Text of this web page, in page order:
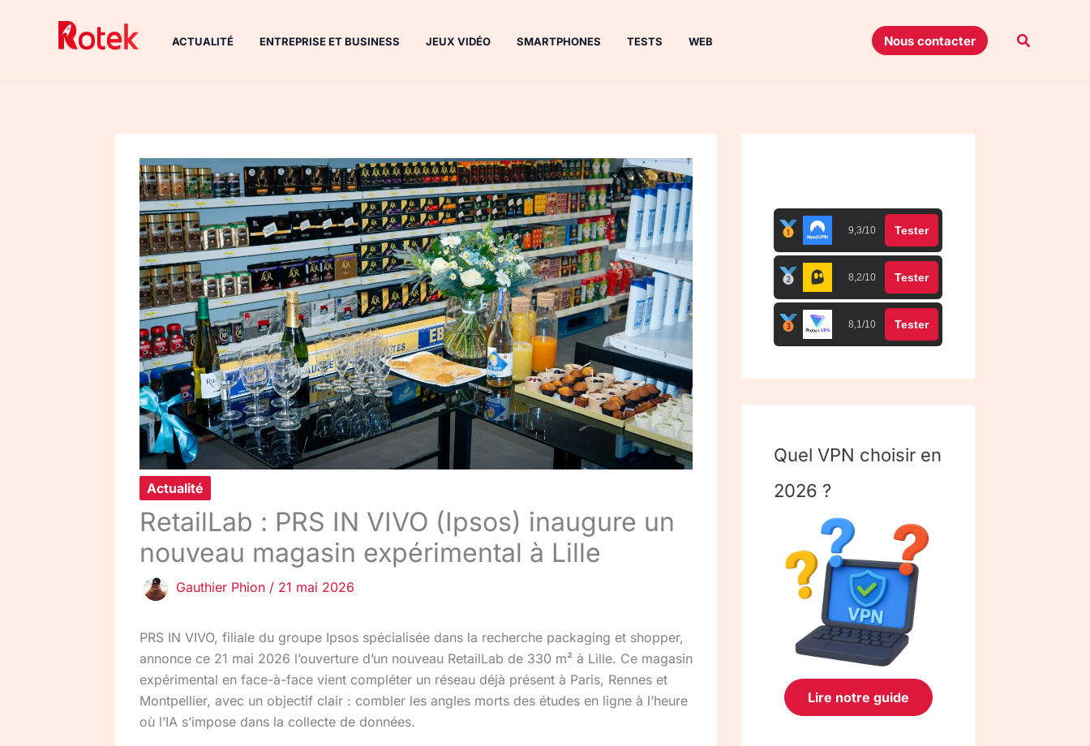
ACTUALITÉ ENTREPRISE ET BUSINESS JEUX VIDÉO SMARTPHONES TESTS WEB Nous contacter
Actualité
RetailLab : PRS IN VIVO (Ipsos) inaugure un
nouveau magasin expérimental à Lille
Gauthier Phion / 21 mai 2026
PRS IN VIVO, filiale du groupe Ipsos spécialisée dans la recherche packaging et shopper,
annonce ce 21 mai 2026 l’ouverture d’un nouveau RetailLab de 330 m² à Lille. Ce magasin
expérimental en face-à-face vient compléter un réseau déjà présent à Paris, Rennes et
Montpellier, avec un objectif clair : combler les angles morts des études en ligne à l’heure
où l’IA s’impose dans la collecte de données.
9,3/10 Tester
8,2/10 Tester
8,1/10 Tester
Quel VPN choisir en
2026 ?
Lire notre guide